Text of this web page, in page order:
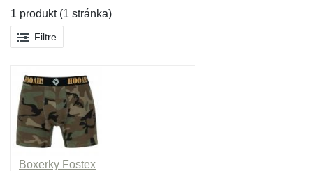
1 produkt (1 stránka)
Filtre
Boxerky Fostex